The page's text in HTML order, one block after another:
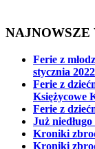
NAJNOWSZE
Ferie z
stycznia
Ferie z
Księżycowe
Ferie z
Już
Kroniki
Kroniki